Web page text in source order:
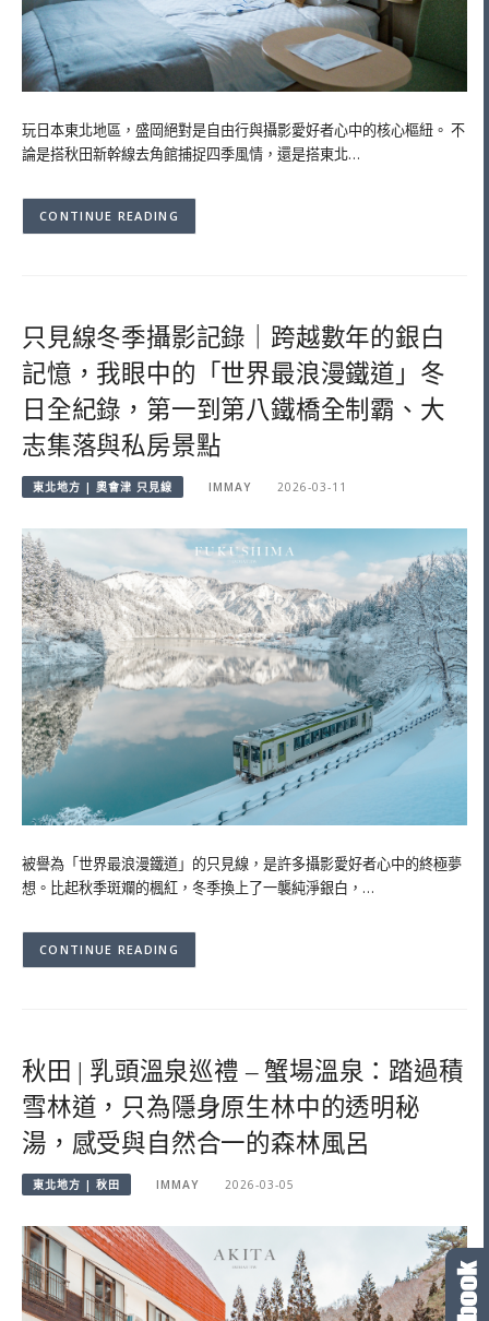
玩日本東北地區，盛岡絕對是自由行與攝影愛好者心中的核心樞紐。 不
論是搭秋田新幹線去角館捕捉四季風情，還是搭東北…
CONTINUE READING
只見線冬季攝影記錄｜跨越數年的銀白
記憶，我眼中的「世界最浪漫鐵道」冬
日全紀錄，第一到第八鐵橋全制霸、大
志集落與私房景點
東北地方 | 奧會津 只見線 IMMAY 2026-03-11
被譽為「世界最浪漫鐵道」的只見線，是許多攝影愛好者心中的終極夢
想。比起秋季斑斕的楓紅，冬季換上了一襲純淨銀白，…
CONTINUE READING
秋田 | 乳頭溫泉巡禮 – 蟹場溫泉：踏過積
雪林道，只為隱身原生林中的透明秘
湯，感受與自然合一的森林風呂
東北地方 | 秋田 IMMAY 2026-03-05